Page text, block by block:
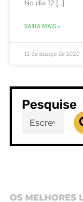
No dia 12 […]
SAIBA MAIS »
12 de março de 2020
Pesquise